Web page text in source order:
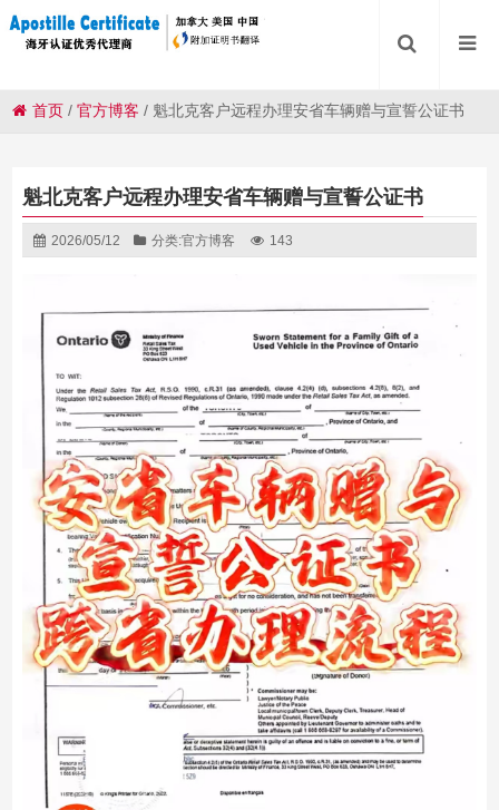
首页 /官方博客 / 魁北克客户远程办理安省车辆赠与宣誓公证书
魁北克客户远程办理安省车辆赠与宣誓公证书
2026/05/12 分类:官方博客 143